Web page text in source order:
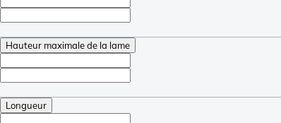
Hauteur maximale de la lame
Longueur